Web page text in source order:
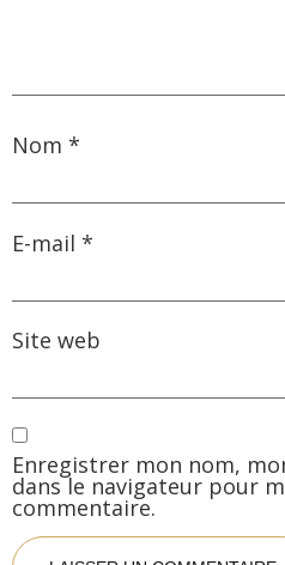
Nom *
E-mail *
Site web
Enregistrer mon nom,
dans le navigateur pour
commentaire.